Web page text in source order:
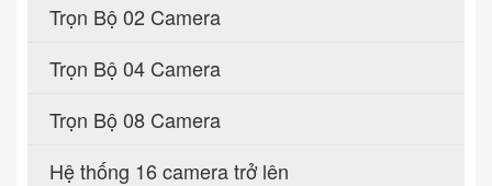
Trọn Bộ 02 Camera
Trọn Bộ 04 Camera
Trọn Bộ 08 Camera
Hệ thống 16 camera trở lên